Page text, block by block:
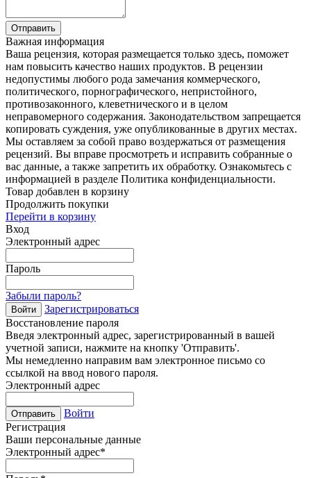
Отправить
Важная информация
Ваша рецензия, которая размещается только здесь, поможет
нам повысить качество наших продуктов. В рецензии
недопустимы любого рода замечания коммерческого,
политического, порнографического, непристойного,
противозаконного, клеветнического и в целом
неправомерного содержания. Законодательством запрещается
копировать суждения, уже опубликованные в других местах.
Мы оставляем за собой право воздержаться от размещения
рецензий. Вы вправе просмотреть и исправить собранные о
вас данные, а также запретить их обработку. Ознакомьтесь с
информацией в разделе Политика конфиденциальности.
Товар добавлен в корзину
Продолжить покупки
Перейти в корзину
Вход
Электронный адрес
Пароль
Забыли пароль?
Войти
Зарегистрироваться
Восстановление пароля
Введя электронный адрес, зарегистрированный в вашей
учетной записи, нажмите на кнопку 'Отправить'.
Мы немедленно направим вам электронное письмо со
ссылкой на ввод нового пароля.
Электронный адрес
Отправить
Войти
Регистрация
Ваши персональные данные
Электронный адрес*